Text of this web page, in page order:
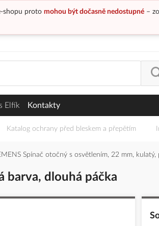
shopu proto mohou být dočasně nedostupné–
Elfík Kontakty
Katalog ochrany před bleskem a přepětím
Spínač otočný s osvětlením, 22 mm,
barva, dlouhá páčka